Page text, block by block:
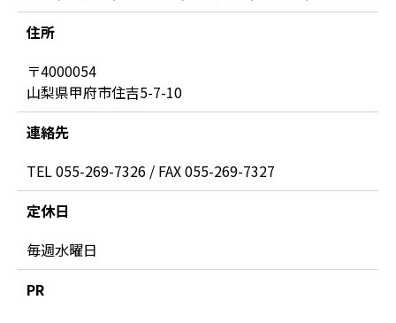
住所
〒4000054
山梨県甲府市住吉5-7-10
連絡先
TEL 055-269-7326 / FAX 055-269-7327
定休日
毎週水曜日
PR